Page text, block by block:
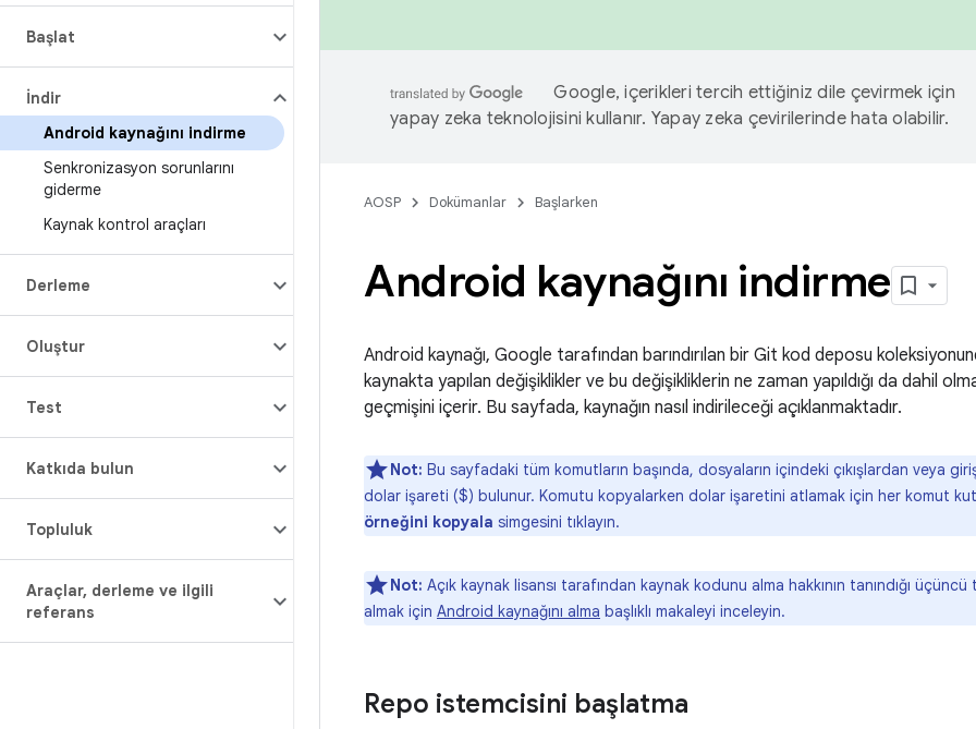
Başlat
İndir
Android kaynağını indirme
Senkronizasyon sorunlarını
giderme
Kaynak kontrol araçları
Derleme
Oluştur
Test
Katkıda bulun
Topluluk
Araçlar, derleme ve ilgili
referans
Google, içerikleri tercih ettiğiniz dile çevirmek için
yapay zeka teknolojisini kullanır. Yapay zeka çevirilerinde hata olabilir.
AOSP Dokümanlar Başlarken
Android kaynağını indirme
Android kaynağı, Google tarafından barındırılan bir Git kod deposu
kaynakta yapılan değişiklikler ve bu değişikliklerin ne zaman yapıldığı da dahil
geçmişini içerir. Bu sayfada, kaynağın nasıl indirileceği açıklanmaktadır.
Not: Bu sayfadaki tüm komutların başında, dosyaların içindeki çıkışlardan veya
dolar işareti ($) bulunur. Komutu kopyalarken dolar işaretini atlamak için her komut
örneğini kopyala simgesini tıklayın.
Not: Açık kaynak lisansı tarafından kaynak kodunu alma hakkının tanındığı
almak için Android kaynağını alma başlıklı makaleyi inceleyin.
Repo istemcisini başlatma